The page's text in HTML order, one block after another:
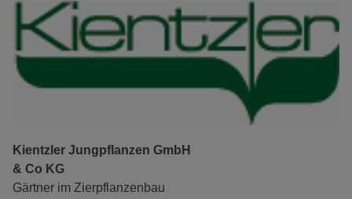
Kientzler Jungpflanzen GmbH
& Co KG
Gärtner im Zierpflanzenbau